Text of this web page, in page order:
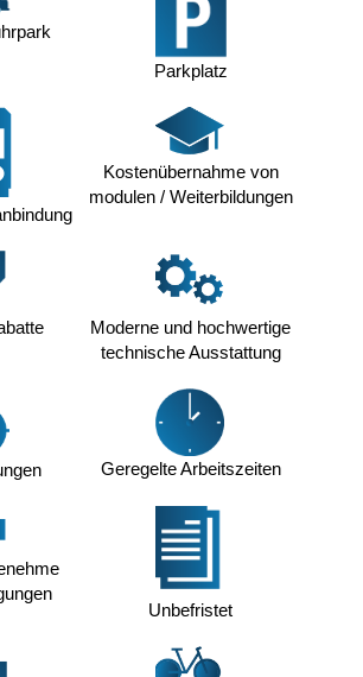
Parkplatz
Kostenübernahme von
modulen / Weiterbildungen
Moderne und hochwertige
technische Ausstattung
Geregelte Arbeitszeiten
Unbefristet